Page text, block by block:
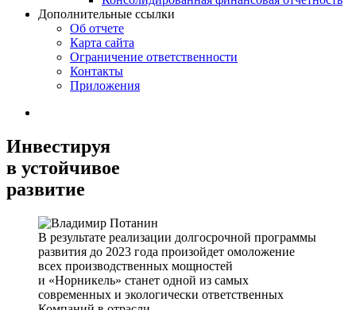
Дополнительные ссылки
Об отчете
Карта сайта
Ограничение ответственности
Контакты
Приложения
Инвестируя
в устойчивое
развитие
В результате реализации долгосрочной программы
развития до 2023 года произойдет омоложение
всех производственных мощностей
и «Норникель» станет одной из самых
современных и экологически ответственных